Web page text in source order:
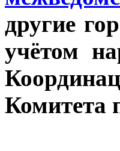
другие
учётом
Комитета